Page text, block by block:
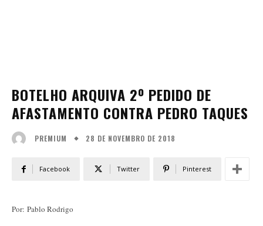
BOTELHO ARQUIVA 2º PEDIDO DE
AFASTAMENTO CONTRA PEDRO TAQUES
PREMIUM 28 DE NOVEMBRO DE 2018
Facebook Twitter Pinterest
Por: Pablo Rodrigo